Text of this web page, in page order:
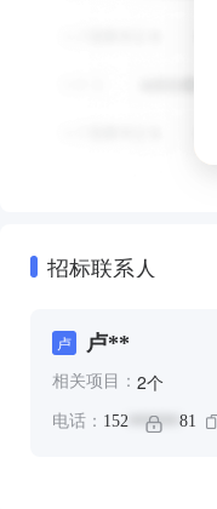
招标联系人
卢 卢**
相关项目： 2个
电话： 152 ****** 81